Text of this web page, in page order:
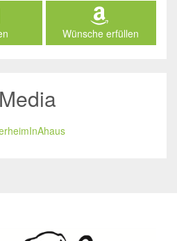
Wünsche erfüllen